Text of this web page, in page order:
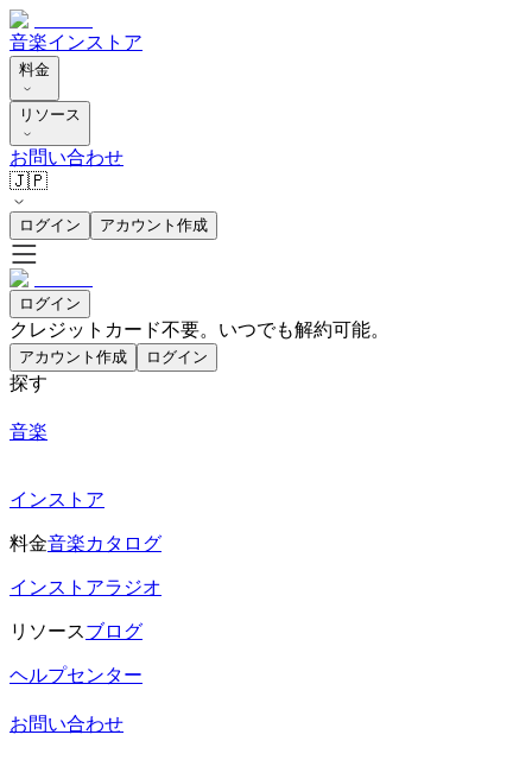
音楽インストア
料金
リソース
お問い合わせ
🇯🇵
ログイン アカウント作成
ログイン
クレジットカード不要。いつでも解約可能。
アカウント作成 ログイン
探す
音楽
インストア
料金音楽カタログ
インストアラジオ
リソースブログ
ヘルプセンター
お問い合わせ